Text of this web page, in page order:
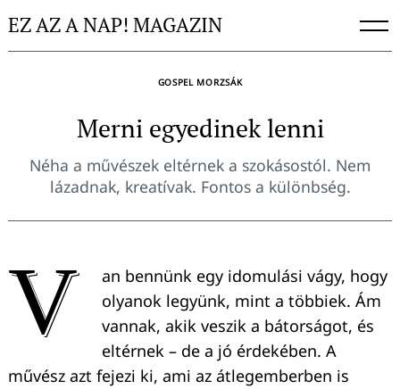
toEZ AZ A NAP! MAGAZIN
GOSPEL MORZSÁK
Merni egyedinek lenni
Néha a művészek eltérnek a szokásostól. Nem
lázadnak, kreatívak. Fontos a különbség.
V
an bennünk egy idomulási vágy, hogy
olyanok legyünk, mint a többiek. Ám
vannak, akik veszik a bátorságot, és
eltérnek – de a jó érdekében. A
művész azt fejezi ki, ami az átlegemberben is